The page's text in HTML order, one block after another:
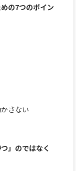
の7つのポイン
さない
」のではなく